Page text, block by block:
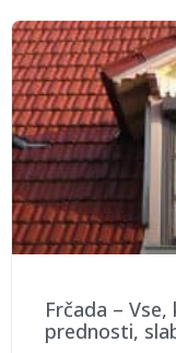
Frčada –
prednosti,